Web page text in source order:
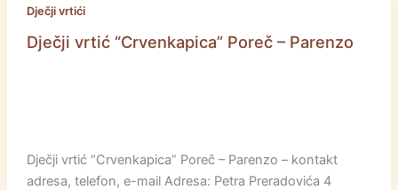
Dječji vrtići
Dječji vrtić “Crvenkapica” Poreč – Parenzo
Dječji vrtić “Crvenkapica” Poreč – Parenzo – kontakt
adresa, telefon, e-mail Adresa: Petra Preradovića 4